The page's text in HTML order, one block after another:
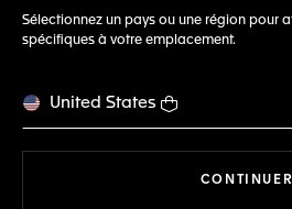
Sélectionnez un pays ou une région pour
spécifiques à votre emplacement.
United States
CONTINUER